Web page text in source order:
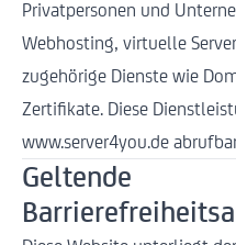
Privatpersonen und
Webhosting, virtuelle
zugehörige Dienste wie
Zertifikate. Diese
www.server4you.de
Geltende